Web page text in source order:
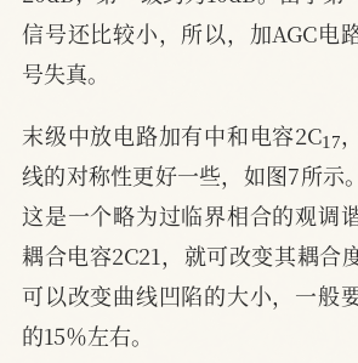
信号还比较小，所以，加AGC电
号失真。
末级中放电路加有中和电容2C
线的对称性更好一些，如图7所示
这是一个略为过临界相合的观调
耦合电容2C21，就可改变其耦合
可以改变曲线凹陷的大小，一般
的15％左右。